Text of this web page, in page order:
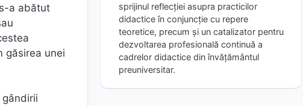
a abătut
găsirea unei
sprijinul reflecției asupra practicilor
didactice în conjuncție cu repere
teoretice, precum și un catalizator pentru
dezvoltarea profesională continuă a
cadrelor didactice din învățământul
preuniversitar.